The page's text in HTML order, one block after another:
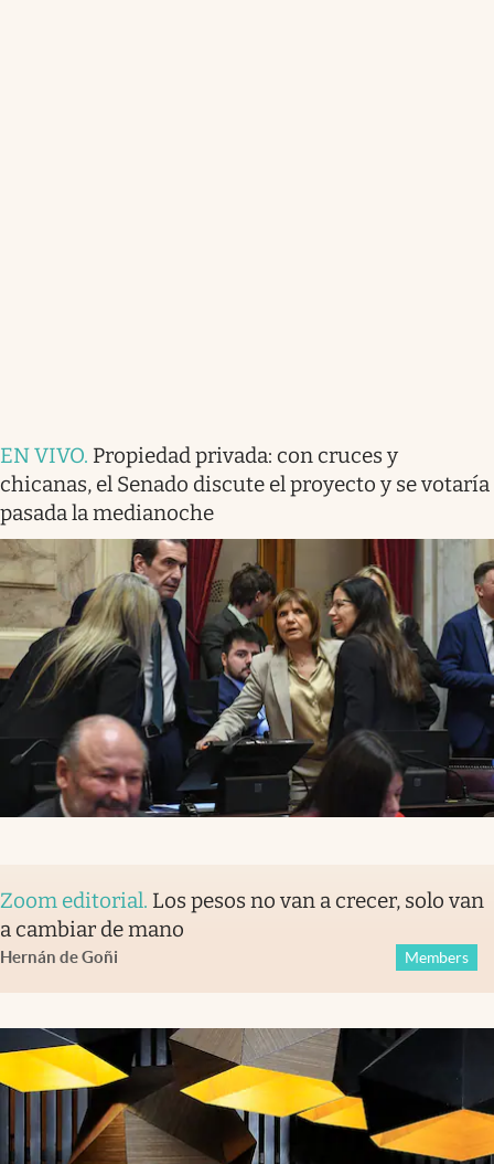
EN VIVO. Propiedad privada: con cruces y
chicanas, el Senado discute el proyecto y se votaría
pasada la medianoche
Zoom editorial. Los pesos no van a crecer, solo van
a cambiar de mano
Hernán de Goñi Members